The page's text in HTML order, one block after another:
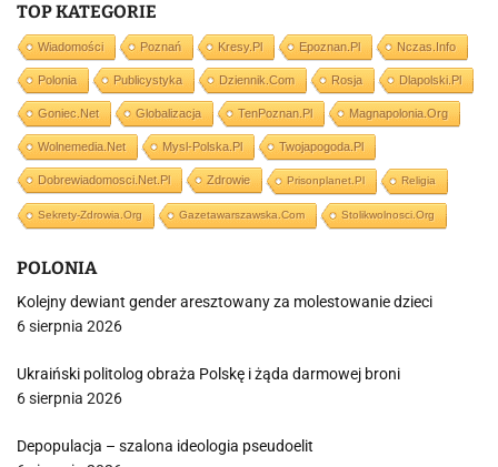
TOP KATEGORIE
Wiadomości Poznań Kresy.pl Epoznan.pl Nczas.info
Polonia Publicystyka Dziennik.com Rosja Dlapolski.pl
Goniec.net Globalizacja TenPoznan.pl Magnapolonia.org
Wolnemedia.net Mysl-Polska.pl Twojapogoda.pl
Dobrewiadomosci.net.pl Zdrowie Prisonplanet.pl Religia
Sekrety-Zdrowia.org Gazetawarszawska.com Stolikwolnosci.org
POLONIA
Kolejny dewiant gender aresztowany za molestowanie dzieci
6 sierpnia 2026
Ukraiński politolog obraża Polskę i żąda darmowej broni
6 sierpnia 2026
Depopulacja – szalona ideologia pseudoelit